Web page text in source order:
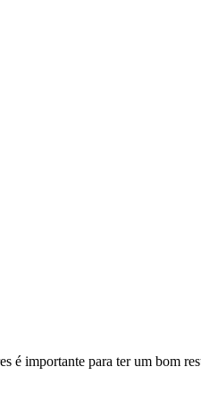
é importante para ter um bom